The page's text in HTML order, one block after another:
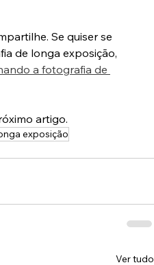
entanto os resultados
Se quiser se
de longa exposição,
a fotografia de
artigo.